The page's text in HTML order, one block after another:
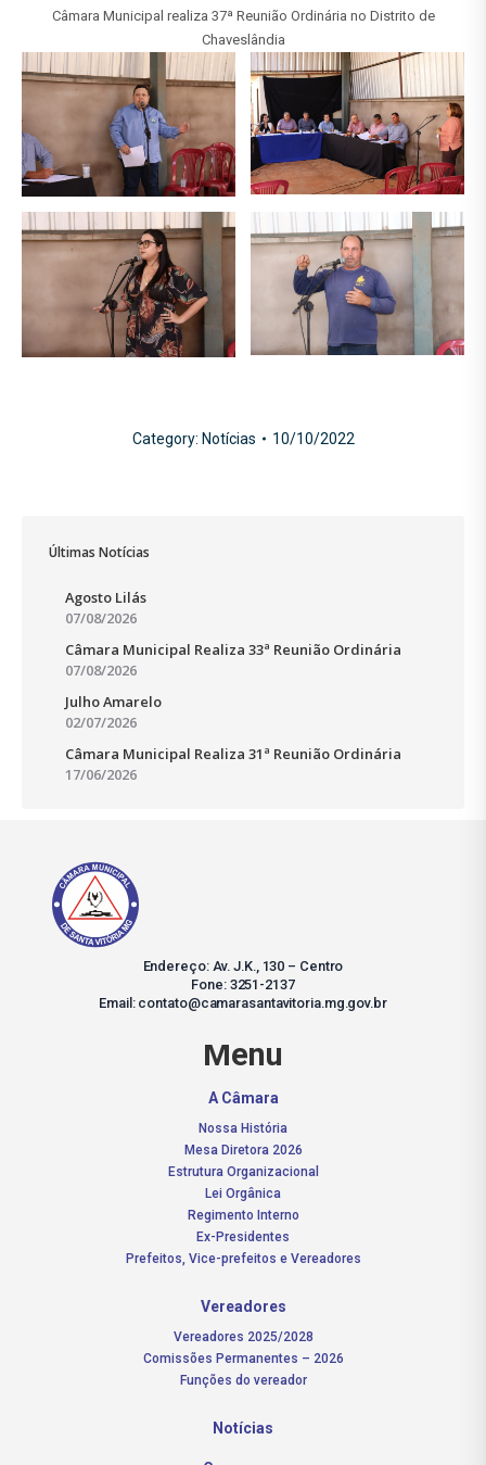
Câmara Municipal realiza 37ª Reunião Ordinária no Distrito de
Chaveslândia
Category: Notícias 10/10/2022
Últimas Notícias
Agosto Lilás
07/08/2026
Câmara Municipal Realiza 33ª Reunião Ordinária
07/08/2026
Julho Amarelo
02/07/2026
Câmara Municipal Realiza 31ª Reunião Ordinária
17/06/2026
Endereço: Av. J.K., 130 – Centro
Fone: 3251-2137
Email: contato@camarasantavitoria.mg.gov.br
Menu
A Câmara
Nossa História
Mesa Diretora 2026
Estrutura Organizacional
Lei Orgânica
Regimento Interno
Ex-Presidentes
Prefeitos, Vice-prefeitos e Vereadores
Vereadores
Vereadores 2025/2028
Comissões Permanentes – 2026
Funções do vereador
Notícias